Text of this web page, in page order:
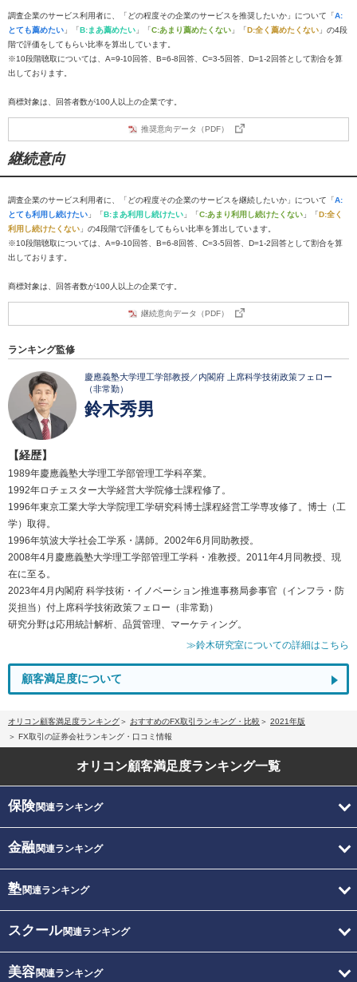
調査企業のサービス利用者に、「どの程度その企業のサービスを推奨したいか」について「A:
とても薦めたい 」「B:まあ薦めたい 」「C:あまり薦めたくない 」「D:全く薦めたくない 」の4段
階で評価をしてもらい比率を算出しています。
※10段階聴取については、A=9-10回答、B=6-8回答、C=3-5回答、D=1-2回答として割合を算
出しております。
商標対象は、回答者数が100人以上の企業です。
推奨意向データ（PDF）
継続意向
調査企業のサービス利用者に、「どの程度その企業のサービスを継続したいか」について「A:
とても利用し続けたい 」「B:まあ利用し続けたい 」「C:あまり利用し続けたくない 」「D:全く
利用し続けたくない 」の4段階で評価をしてもらい比率を算出しています。
※10段階聴取については、A=9-10回答、B=6-8回答、C=3-5回答、D=1-2回答として割合を算
出しております。
商標対象は、回答者数が100人以上の企業です。
継続意向データ（PDF）
ランキング監修
慶應義塾大学理工学部教授／内閣府 上席科学技術政策フェロー
（非常勤）
鈴木秀男
【経歴】
1989年慶應義塾大学理工学部管理工学科卒業。
1992年ロチェスター大学経営大学院修士課程修了。
1996年東京工業大学大学院理工学研究科博士課程経営工学専攻修了。博士（工
学）取得。
1996年筑波大学社会工学系・講師。2002年6月同助教授。
2008年4月慶應義塾大学理工学部管理工学科・准教授。2011年4月同教授、現
在に至る。
2023年4月内閣府 科学技術・イノベーション推進事務局参事官（インフラ・防
災担当）付上席科学技術政策フェロー（非常勤）
研究分野は応用統計解析、品質管理、マーケティング。
≫鈴木研究室についての詳細はこちら
顧客満足度について
オリコン顧客満足度ランキング おすすめのFX取引ランキング・比較
2021年版
FX取引の証券会社ランキング・口コミ情報
オリコン顧客満足度ランキング一覧
保険関連ランキング
金融関連ランキング
塾関連ランキング
スクール関連ランキング
美容関連ランキング